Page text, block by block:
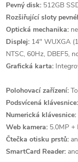
Pevný disk: 512GB
Rozšiřující sloty
Optická mechanika: ne
Displej: 14" WUXGA
NTSC, 60Hz, DBEF5,
Grafická karta:
Polohovací zařízení:
Podsvícená klávesnice:
Numerická klávesnice:
Web kamera: 5.0MP +
Čtečka otisku prstů:
SmartCard Reader: ano